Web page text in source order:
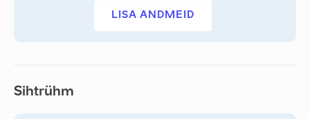
LISA ANDMEID
Sihtrühm